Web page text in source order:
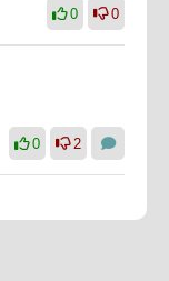
0 0
0 2